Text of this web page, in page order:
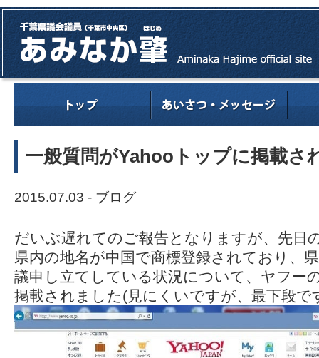
一般質問がYahooトップに掲載さ
2015.07.03 - ブログ
だいぶ遅れてのご報告となりますが、先日
県内の地名が中国で商標登録されており、
議申し立てしている状況について、ヤフー
掲載されました(見にくいですが、最下段で